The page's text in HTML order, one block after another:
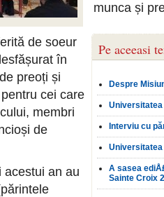
Pe aceeasi
Despre
Universitatea
Interviu cu
Universitatea
A sasea
Sainte Croix
munca și
de soeur
în
preoți și
cei care
membri
de
acestui an au